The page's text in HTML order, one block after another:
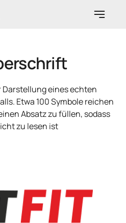
eines echten
Etwa 100 Symbole reichen
Absatz zu füllen, sodass
zu lesen ist